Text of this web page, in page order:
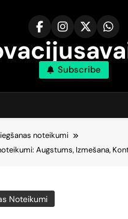
Subscribe
noteikumi
Augstums, Izmešana,
Noteikumi